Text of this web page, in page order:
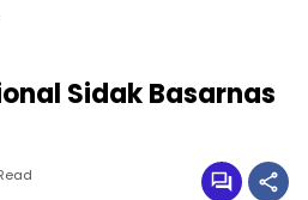
Sidak Basarnas